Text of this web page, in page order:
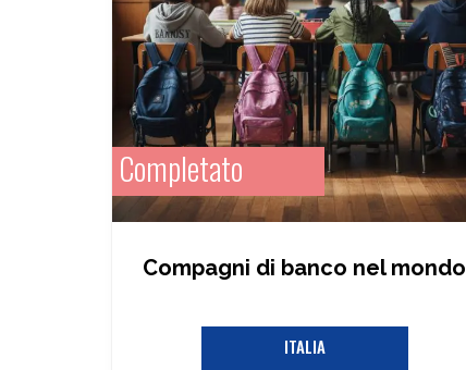
Completato
Compagni di banco nel mondo​
ITALIA